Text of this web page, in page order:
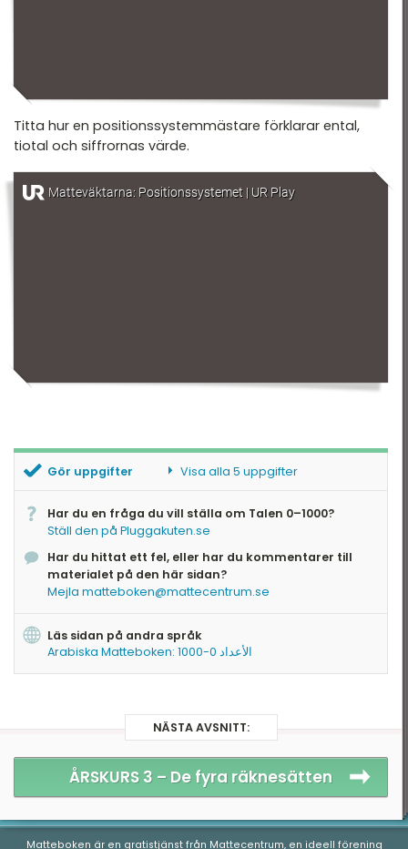
Titta hur en positionssystemmästare förklarar ental,
tiotal och siffrornas värde.
Gör uppgifter Visa alla 5 uppgifter
Vilket är minst
Vilket är störst
Rätt ordning
Dela upp tal
Har du en fråga du vill ställa om Talen 0–1000?
Ställ den på Pluggakuten.se
Har du hittat ett fel, eller har du kommentarer till
materialet på den här sidan?
Mejla matteboken@mattecentrum.se
Läs sidan på andra språk
Arabiska Matteboken: الأعداد 0-1000
NÄSTA AVSNITT:
ÅRSKURS 3 – De fyra räknesätten
Matteboken är en gratistjänst från Mattecentrum, en ideell förening